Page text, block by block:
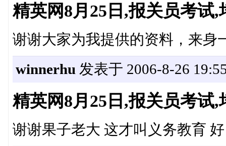
精英网8月25日,报关员考试
谢谢大家为我提供的资料，来身
winnerhu 发表于 2006-8-26
精英网8月25日,报关员考试
谢谢果子老大 这才叫义务教育 好